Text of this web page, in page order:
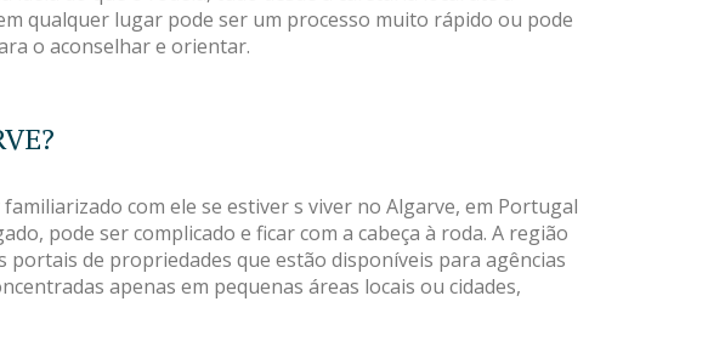
qualquer lugar pode ser um processo muito rápido ou pode
o aconselhar e orientar.
com ele se estiver s viver no Algarve, em Portugal
pode ser complicado e ficar com a cabeça à roda. A região
de propriedades que estão disponíveis para agências
apenas em pequenas áreas locais ou cidades,